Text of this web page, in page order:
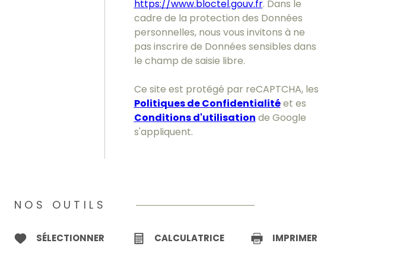
https://www.bloctel.gouv.fr. Dans le
cadre de la protection des Données
personnelles, nous vous invitons à ne
pas inscrire de Données sensibles dans
le champ de saisie libre.
Ce site est protégé par reCAPTCHA, les
Politiques de Confidentialitéet es
Conditions d'utilisation de Google
s'appliquent.
NOS OUTILS
SÉLECTIONNER CALCULATRICE IMPRIMER